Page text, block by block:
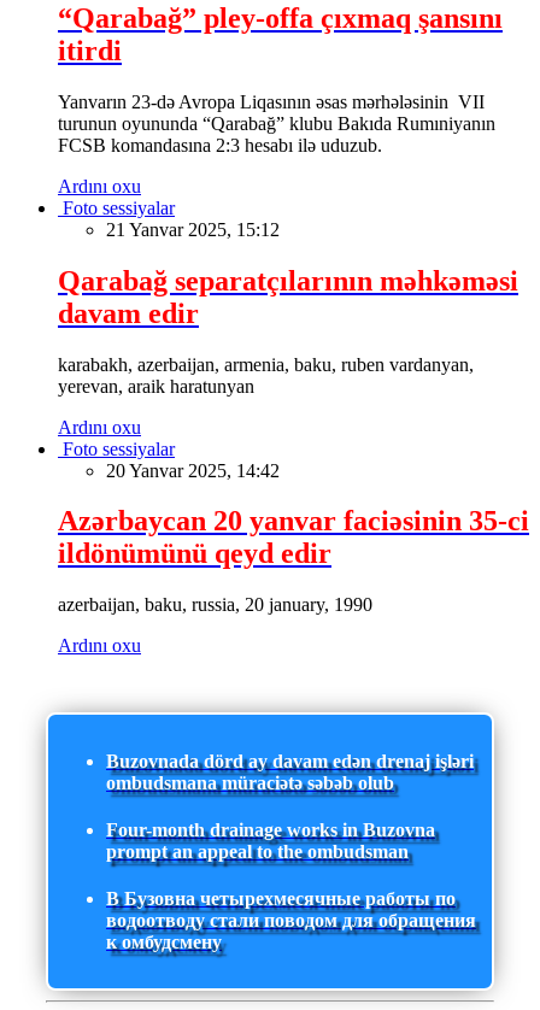
“Qarabağ” pley-offa çıxmaq şansını
itirdi
Yanvarın 23-də Avropa Liqasının əsas mərhələsinin VII
turunun oyununda “Qarabağ” klubu Bakıda Rumıniyanın
FCSB komandasına 2:3 hesabı ilə uduzub.
Ardını oxu
Foto sessiyalar
21 Yanvar 2025, 15:12
Qarabağ separatçılarının məhkəməsi
davam edir
karabakh, azerbaijan, armenia, baku, ruben vardanyan,
yerevan, araik haratunyan
Ardını oxu
Foto sessiyalar
20 Yanvar 2025, 14:42
Azərbaycan 20 yanvar faciəsinin 35-ci
ildönümünü qeyd edir
azerbaijan, baku, russia, 20 january, 1990
Ardını oxu
Buzovnada dörd ay davam edən drenaj işləri
ombudsmana müraciətə səbəb olub
Four-month drainage works in Buzovna
prompt an appeal to the ombudsman
В Бузовна четырехмесячные работы по
водоотводу стали поводом для обращения
к омбудсмену